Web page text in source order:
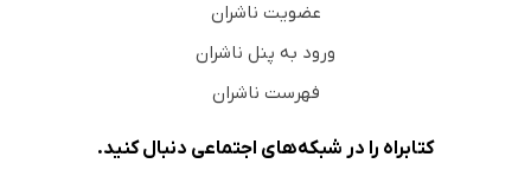
عضویت ناشران
ورود به پنل ناشران
فهرست ناشران
کتابراه را در شبکه‌های اجتماعی دنبال کنید.